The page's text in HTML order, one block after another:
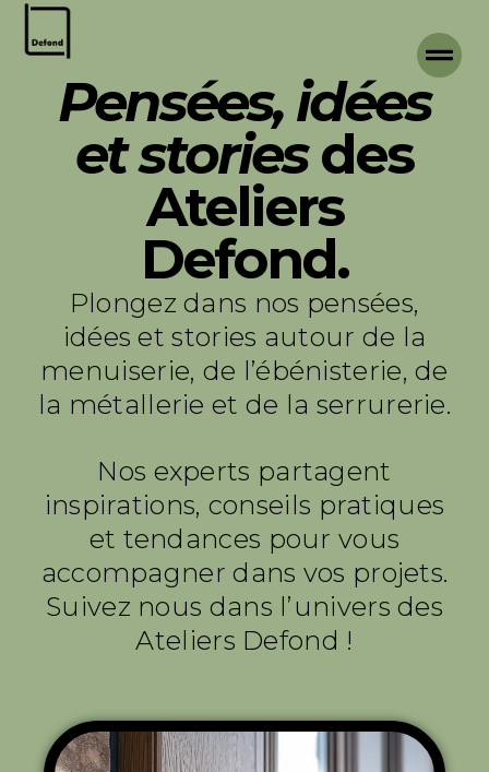
Pensées, idées
et storiesdes
Ateliers
Defond.
Plongez dans nos pensées,
idées et stories autour de la
menuiserie, de l’ébénisterie, de
la métallerie et de la serrurerie.
Nos experts partagent
inspirations, conseils pratiques
et tendances pour vous
accompagner dans vos projets.
Suivez nous dans l’univers des
Ateliers Defond !